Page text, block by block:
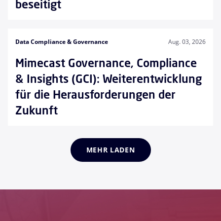
beseitigt
Data Compliance & Governance Aug. 03, 2026
Mimecast Governance, Compliance
& Insights (GCI): Weiterentwicklung
für die Herausforderungen der
Zukunft
MEHR LADEN